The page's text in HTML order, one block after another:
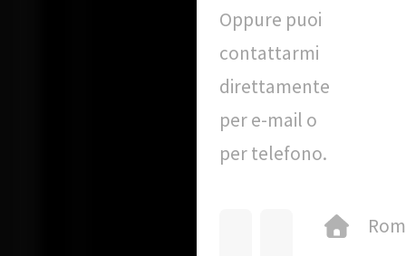
Oppure puoi
contattarmi
direttamente
per e-mail o
per telefono.